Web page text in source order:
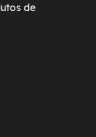
de